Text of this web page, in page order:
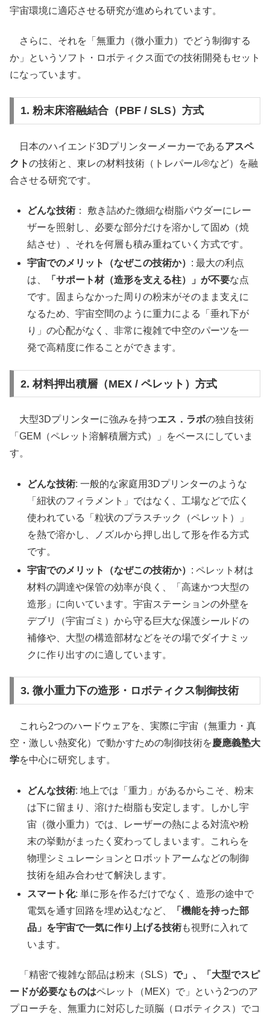
宇宙環境に適応させる研究が進められています。
さらに、それを「無重力（微小重力）でどう制御する
か」というソフト・ロボティクス面での技術開発もセット
になっています。
1. 粉末床溶融結合（PBF / SLS）方式
日本のハイエンド3Dプリンターメーカーであるアスペ
クトの技術と、東レの材料技術（トレパール®など）を融
合させる研究です。
どんな技術 ： 敷き詰めた微細な樹脂パウダーにレー
ザーを照射し、必要な部分だけを溶かして固め（焼
結させ）、それを何層も積み重ねていく方式です。
宇宙でのメリット（なぜこの技術か） : 最大の利点
は、
「サポート材（造形を支える柱）」が不要な点
です。固まらなかった周りの粉末がそのまま支えに
なるため、宇宙空間のように重力による「垂れ下が
り」の心配がなく、非常に複雑で中空のパーツを一
発で高精度に作ることができます。
2. 材料押出積層（MEX / ペレット）方式
大型3Dプリンターに強みを持つエス．ラボの独自技術
「GEM（ペレット溶解積層方式）」をベースにしていま
す。
どんな技術: 一般的な家庭用3Dプリンターのような
「紐状のフィラメント」ではなく、工場などで広く
使われている「粒状のプラスチック（ペレット）」
を熱で溶かし、ノズルから押し出して形を作る方式
です。
宇宙でのメリット（なぜこの技術か） : ペレット材は
材料の調達や保管の効率が良く、「高速かつ大型の
造形」に向いています。宇宙ステーションの外壁を
デブリ（宇宙ゴミ）から守る巨大な保護シールドの
補修や、大型の構造部材などをその場でダイナミッ
クに作り出すのに適しています。
3. 微小重力下の造形・ロボティクス制御技術
これら2つのハードウェアを、実際に宇宙（無重力・真
空・激しい熱変化）で動かすための制御技術を慶應義塾大
学を中心に研究します。
どんな技術: 地上では「重力」があるからこそ、粉末
は下に留まり、溶けた樹脂も安定します。しかし宇
宙（微小重力）では、レーザーの熱による対流や粉
末の挙動がまったく変わってしまいます。これらを
物理シミュレーションとロボットアームなどの制御
技術を組み合わせて解決します。
スマート化: 単に形を作るだけでなく、造形の途中で
電気を通す回路を埋め込むなど、
「機能を持った部
品」を宇宙で一気に作り上げる技術も視野に入れて
います。
「精密で複雑な部品は粉末（SLS） で」、「大型でスピ
ードが必要なものはペレット（MEX）で」という2つのア
プローチを、無重力に対応した頭脳（ロボティクス）でコ